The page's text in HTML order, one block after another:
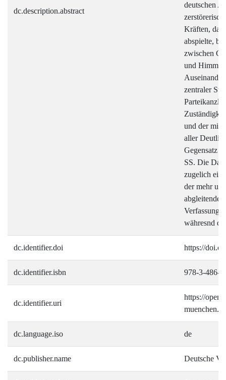
dc.description.abstract
deutschen
Kräften, das
abspielte,
zwischen
und
zentraler
und der mit
aller
Gegensatz
SS. Die
zugelich ein
der mehr
währesnd
dc.identifier.doi https://
dc.identifier.isbn 978-3-486-
dc.identifier.uri
https://
dc.language.iso de
dc.publisher.name Deutsche